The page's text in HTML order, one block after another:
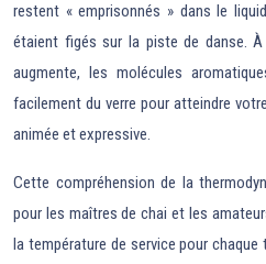
restent « emprisonnés » dans le
étaient figés sur la piste de danse. À
augmente, les molécules
facilement du verre pour atteindre
animée et expressive.
Cette compréhension de la
pour les maîtres de chai et les
la température de service pour